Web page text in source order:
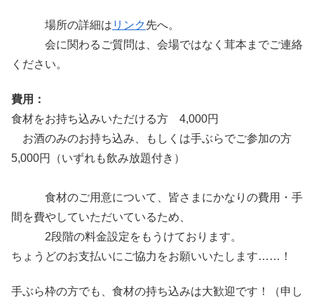
場所の詳細は リンク先へ。
会に関わるご質問は、会場ではなく茸本までご連絡
ください。
費用：
食材をお持ち込みいただける方 4,000円
お酒のみのお持ち込み、もしくは手ぶらでご参加の方
5,000円（いずれも飲み放題付き）
食材のご用意について、皆さまにかなりの費用・手
間を費やしていただいているため、
2段階の料金設定をもうけております。
ちょうどのお支払いにご協力をお願いいたします……！
手ぶら枠の方でも、食材の持ち込みは大歓迎です！（申し